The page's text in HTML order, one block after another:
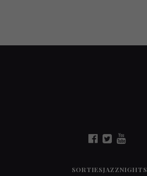
SORTIESJAZZNIGHTS